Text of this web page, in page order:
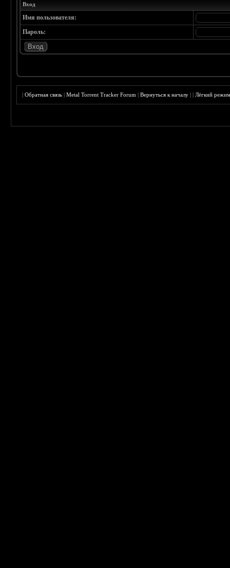
Вход
Имя пользователя:
Пароль:
|Обратная связь |Metal Torrent Tracker Forum |Вернуться к началу ||Лёгкий